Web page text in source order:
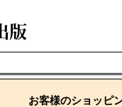
お客様のショッピ